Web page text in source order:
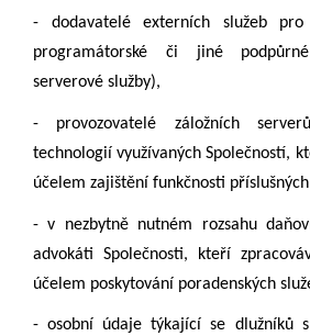
- dodavatelé externích služeb pro
programátorské či jiné
serverové služby),
- provozovatelé záložních
technologií využívaných Společností,
účelem zajištění funkčnosti
- v nezbytně nutném rozsahu
advokáti Společnosti, kteří
účelem poskytování poradenských
- osobní údaje týkající se dlužníků